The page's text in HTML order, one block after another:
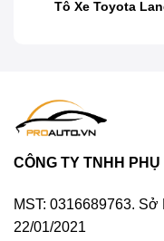
Đây là lựa chọn lý
sát và bảo vệ an
Tô Xe Toyota
CÔNG TY TNHH
MST: 0316689763.
22/01/2021